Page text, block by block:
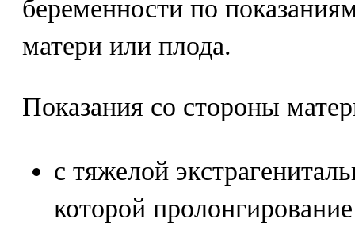
беременности по
матери или плода.
Показания со стороны
с тяжелой
которой